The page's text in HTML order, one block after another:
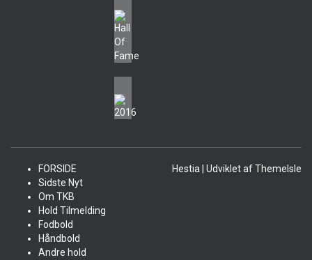
FORSIDE
Sidste Nyt
Om TKB
Hold Tilmelding
Fodbold
Håndbold
Andre hold
Hestia | Udviklet afThemeIsle